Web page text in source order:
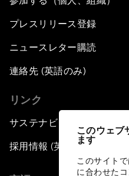
このウェブ
ます
このサイト
に合わせた
プレスリリース登録
ニュースレター購読
連絡先 (英語のみ)
リンク
サステナビリティへの取り
採用情報 (英語のみ)